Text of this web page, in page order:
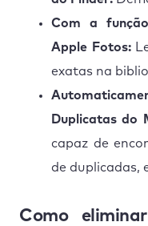
Com a
Apple Fotos:
exatas na
Duplicatas do
capaz de
de duplicadas,
Como